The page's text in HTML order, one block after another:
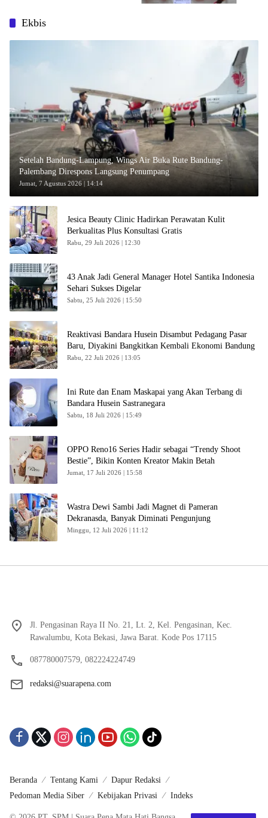
Ekbis
Setelah Bandung-Lampung, Wings Air Buka Rute Bandung-
Palembang Direspons Langsung Penumpang
Jumat, 7 Agustus 2026 | 14:14
Jesica Beauty Clinic Hadirkan Perawatan Kulit
Berkualitas Plus Konsultasi Gratis
Rabu, 29 Juli 2026 | 12:30
43 Anak Jadi General Manager Hotel Santika Indonesia
Sehari Sukses Digelar
Sabtu, 25 Juli 2026 | 15:50
Reaktivasi Bandara Husein Disambut Pedagang Pasar
Baru, Diyakini Bangkitkan Kembali Ekonomi Bandung
Rabu, 22 Juli 2026 | 13:05
Ini Rute dan Enam Maskapai yang Akan Terbang di
Bandara Husein Sastranegara
Sabtu, 18 Juli 2026 | 15:49
OPPO Reno16 Series Hadir sebagai “Trendy Shoot
Bestie”, Bikin Konten Kreator Makin Betah
Jumat, 17 Juli 2026 | 15:58
Wastra Dewi Sambi Jadi Magnet di Pameran
Dekranasda, Banyak Diminati Pengunjung
Minggu, 12 Juli 2026 | 11:12
Jl. Pengasinan Raya II No. 21, Lt. 2, Kel. Pengasinan, Kec.
Rawalumbu, Kota Bekasi, Jawa Barat. Kode Pos 17115
087780007579, 082224224749
redaksi@suarapena.com
Beranda Tentang Kami
Dapur Redaksi
Pedoman Media Siber
Kebijakan Privasi Indeks